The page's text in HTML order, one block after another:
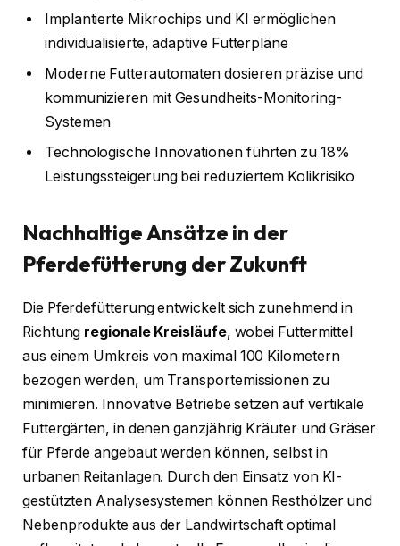
Implantierte Mikrochips und KI ermöglichen
individualisierte, adaptive Futterpläne
Moderne Futterautomaten dosieren präzise und
kommunizieren mit Gesundheits-Monitoring-
Systemen
Technologische Innovationen führten zu 18%
Leistungssteigerung bei reduziertem Kolikrisiko
Nachhaltige Ansätze in der
Pferdefütterung der Zukunft
Die Pferdefütterung entwickelt sich zunehmend in
Richtung regionale Kreisläufe, wobei Futtermittel
aus einem Umkreis von maximal 100 Kilometern
bezogen werden, um Transportemissionen zu
minimieren. Innovative Betriebe setzen auf vertikale
Futtergärten, in denen ganzjährig Kräuter und Gräser
für Pferde angebaut werden können, selbst in
urbanen Reitanlagen. Durch den Einsatz von KI-
gestützten Analysesystemen können Resthölzer und
Nebenprodukte aus der Landwirtschaft optimal